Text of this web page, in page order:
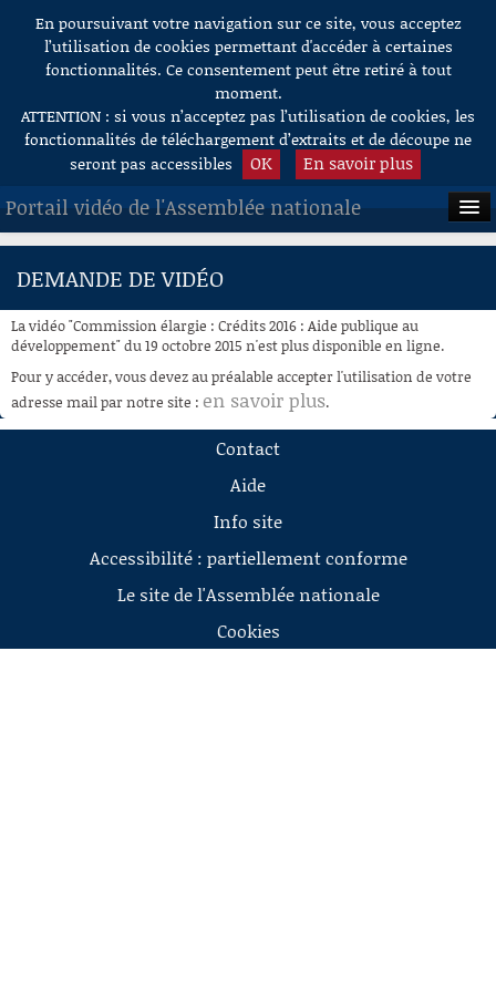
Aller au contenu
En poursuivant votre navigation sur ce site, vous acceptez
l’utilisation de cookies permettant d'accéder à certaines
fonctionnalités. Ce consentement peut être retiré à tout
moment.
ATTENTION : si vous n’acceptez pas l’utilisation de cookies, les
fonctionnalités de téléchargement d’extraits et de découpe ne
seront pas accessibles
OK En savoir plus
Portail vidéo de l'Assemblée nationale
ACCUEIL
À LA DEMANDE
RECHERCHE
AIDE À LA DÉCOUPE
DEMANDE DE VIDÉO
La vidéo "Commission élargie : Crédits 2016 : Aide publique au
développement" du 19 octobre 2015 n'est plus disponible en ligne.
Pour y accéder, vous devez au préalable accepter l'utilisation de votre
adresse mail par notre site : en savoir plus.
Contact
Aide
Info site
Accessibilité : partiellement conforme
Le site de l'Assemblée nationale
Cookies